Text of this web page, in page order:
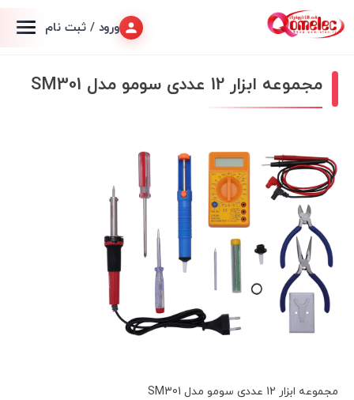
ورود / ثبت نام
مجموعه ابزار 12 عددی سومو مدل SM301
مجموعه ابزار 12 عددی سومو مدل SM301